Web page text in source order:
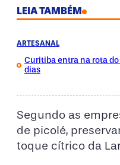
LEIA TAMBÉM
ARTESANAL
Curitiba entra na rota
dias
Segundo as
de picolé,
toque cítrico da